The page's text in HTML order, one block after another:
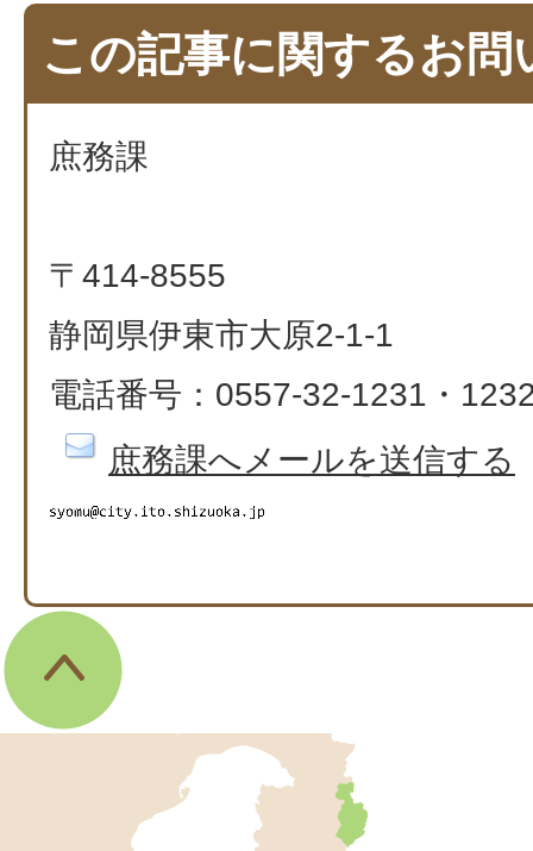
この記事に関するお問
庶務課
〒414-8555
静岡県伊東市大原2-1-1
電話番号：0557-32-1231・
庶務課へメールを送信する